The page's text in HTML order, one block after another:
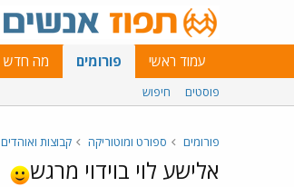
עמוד ראשי פורומים מה חדש
פוסטים חיפוש
פורומים ספורט ומוטוריקה קבוצות ואוהדים
אלישע לוי בוידוי מרגש